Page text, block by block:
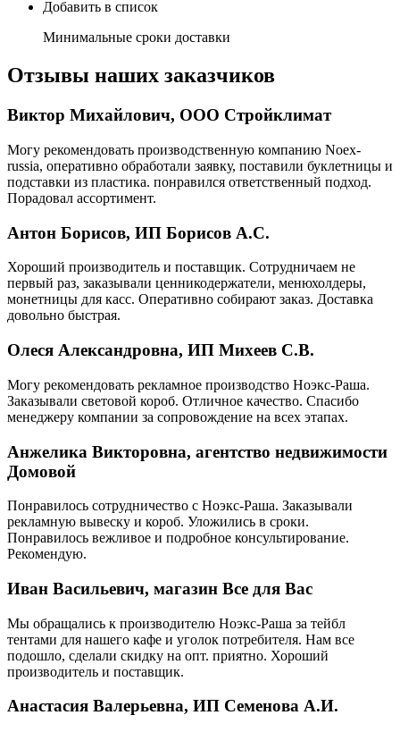
Добавить в список
Минимальные сроки доставки
Отзывы наших заказчиков
Виктор Михайлович, ООО Стройклимат
Могу рекомендовать производственную компанию Noex-
russia, оперативно обработали заявку, поставили буклетницы и
подставки из пластика. понравился ответственный подход.
Порадовал ассортимент.
Антон Борисов, ИП Борисов А.С.
Хороший производитель и поставщик. Сотрудничаем не
первый раз, заказывали ценникодержатели, менюхолдеры,
монетницы для касс. Оперативно собирают заказ. Доставка
довольно быстрая.
Олеся Александровна, ИП Михеев С.В.
Могу рекомендовать рекламное производство Ноэкс-Раша.
Заказывали световой короб. Отличное качество. Спасибо
менеджеру компании за сопровождение на всех этапах.
Анжелика Викторовна, агентство недвижимости
Домовой
Понравилось сотрудничество с Ноэкс-Раша. Заказывали
рекламную вывеску и короб. Уложились в сроки.
Понравилось вежливое и подробное консультирование.
Рекомендую.
Иван Васильевич, магазин Все для Вас
Мы обращались к производителю Ноэкс-Раша за тейбл
тентами для нашего кафе и уголок потребителя. Нам все
подошло, сделали скидку на опт. приятно. Хороший
производитель и поставщик.
Анастасия Валерьевна, ИП Семенова А.И.